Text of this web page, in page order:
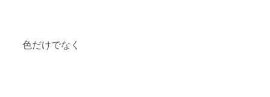
色だけでなく